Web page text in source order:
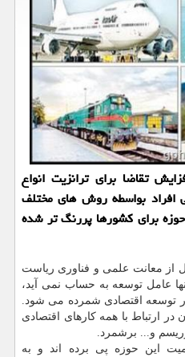
تقاضا برای ترانزیت انواع
افراد بواسطه روش های مختلف
برای کشورها پررنگ تر شده
از معانت علمی و فناوری ریاست
عامل توسعه به حساب نمی آید،
توسعه اقتصادی شمرده می شود.
در ارتباط با همه کارهای اقتصادی
و... برشمرد.
این حوزه پی برده اند و به